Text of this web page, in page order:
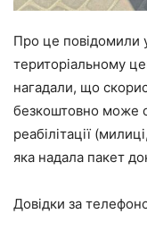
Про це повідомили
територіальному
нагадали, що
безкоштовно може
реабілітації
яка надала пакет
Довідки за